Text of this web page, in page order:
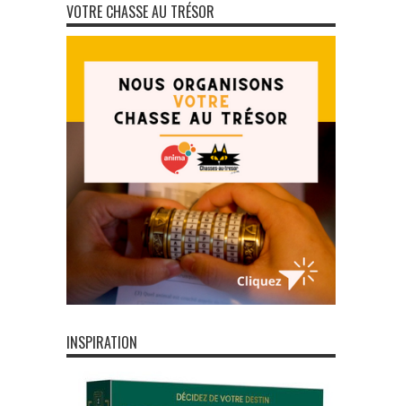
VOTRE CHASSE AU TRÉSOR
INSPIRATION